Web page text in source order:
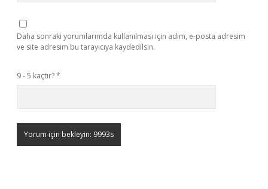
Daha sonraki yorumlarımda kullanılması için adım, e-posta adresim
ve site adresim bu tarayıcıya kaydedilsin.
9 - 5 kaçtır?*